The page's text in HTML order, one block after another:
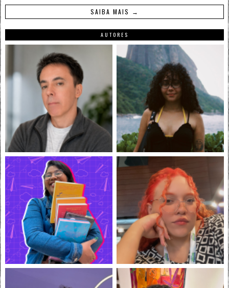
SAIBA MAIS →
AUTORES